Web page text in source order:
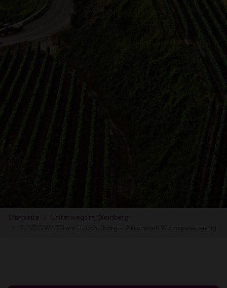
Startseite
Unterwegs im Weinberg